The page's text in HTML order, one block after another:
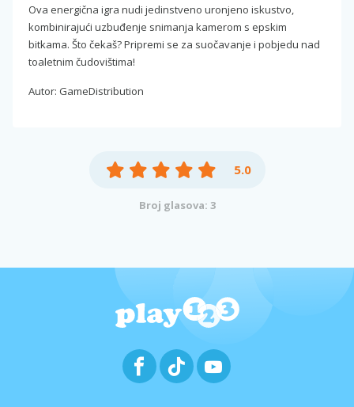
Ova energična igra nudi jedinstveno uronjeno iskustvo,
kombinirajući uzbuđenje snimanja kamerom s epskim
bitkama. Što čekaš? Pripremi se za suočavanje i pobjedu nad
toaletnim čudovištima!
Autor: GameDistribution
5.0
Broj glasova: 3